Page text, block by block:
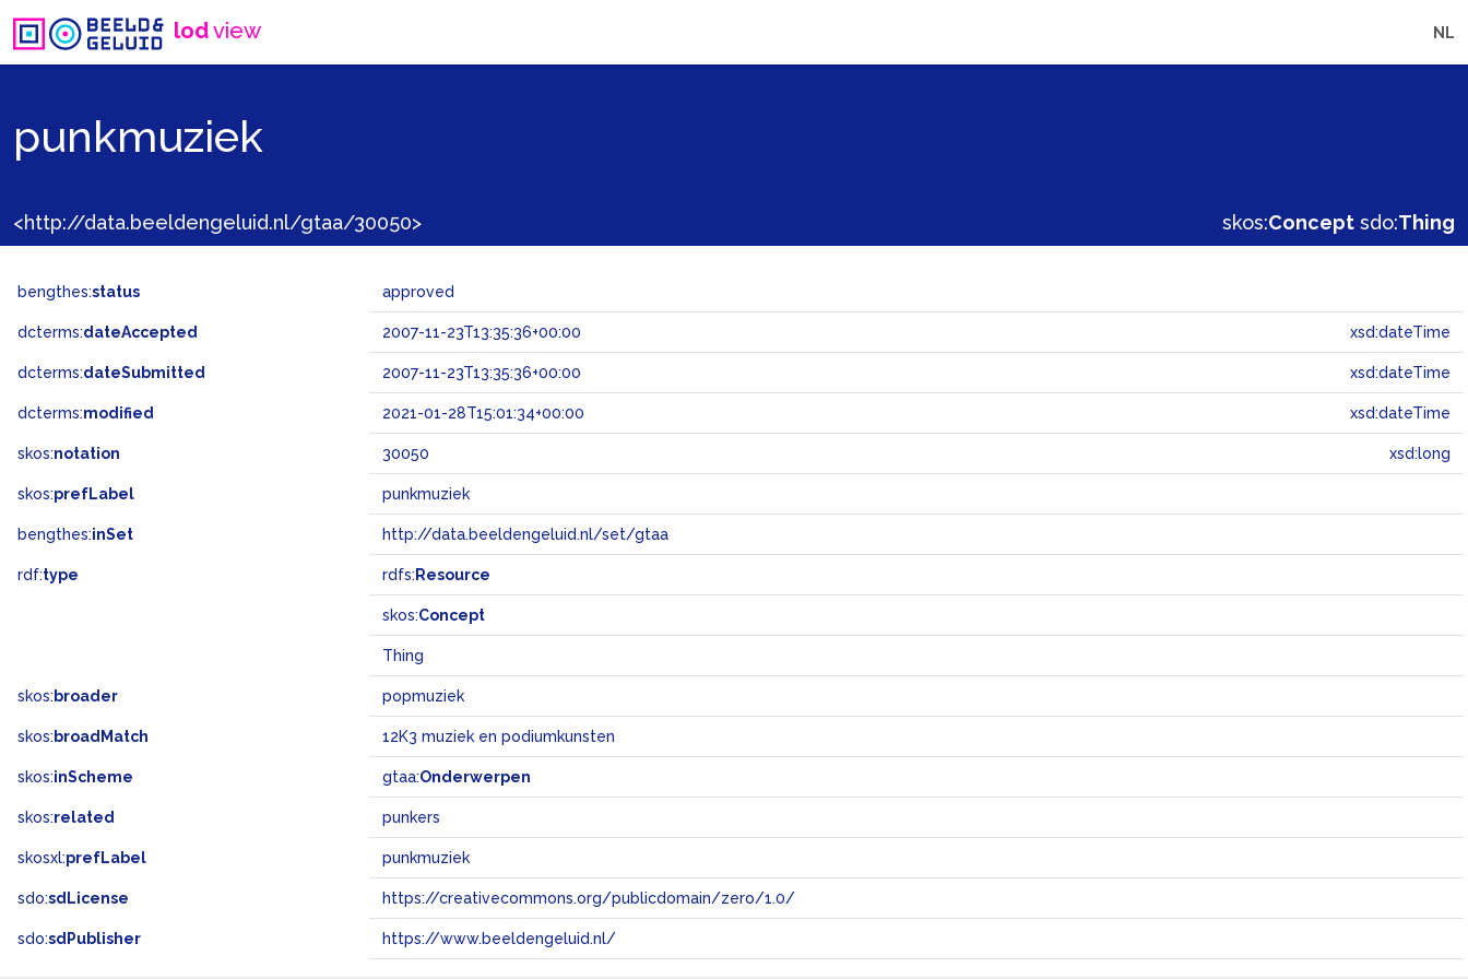
lodview NL
punkmuziek
<http://data.beeldengeluid.nl/gtaa/30050> skos:Concept sdo:Thing
bengthes:status approved
dcterms:dateAccepted 2007-11-23T13:35:36+00:00 xsd:dateTime
dcterms:dateSubmitted 2007-11-23T13:35:36+00:00 xsd:dateTime
dcterms:modified 2021-01-28T15:01:34+00:00 xsd:dateTime
skos:notation 30050 xsd:long
skos:prefLabel punkmuziek
bengthes:inSet http://data.beeldengeluid.nl/set/gtaa
rdf:type rdfs: Resource
skos:Concept
Thing
skos: broader popmuziek
skos: broadMatch 12K3 muziek en podiumkunsten
skos:inScheme gtaa:Onderwerpen
skos:related punkers
skosxl:prefLabel punkmuziek
sdo:sdLicense https://creativecommons.org/publicdomain/zero/1.0/
sdo:sdPublisher https://www.beeldengeluid.nl/